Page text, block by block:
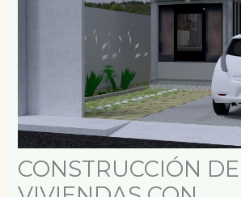
CONSTRUCCIÓN DE